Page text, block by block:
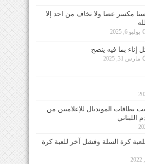
مكسر عصا ولا نخاف من احد إلا
يوليو 6, 2025
إناء بما فيه ينضح
مارس 31, 2025
بطاقات المونديال للإعلاميين من
اللبناني
كرة السلة وفشل آخر للعبة كرة